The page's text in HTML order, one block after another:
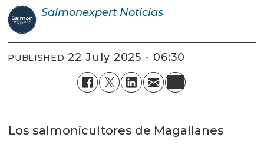
Salmonexpert Noticias
PUBLISHED 22 July 2025 - 06:30
Los salmonicultores de Magallanes